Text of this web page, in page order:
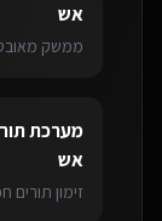
אש
ממשק
מערכת
אש
זימון תורים